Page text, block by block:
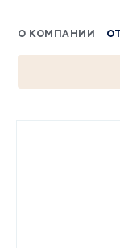
О КОМПАНИИ